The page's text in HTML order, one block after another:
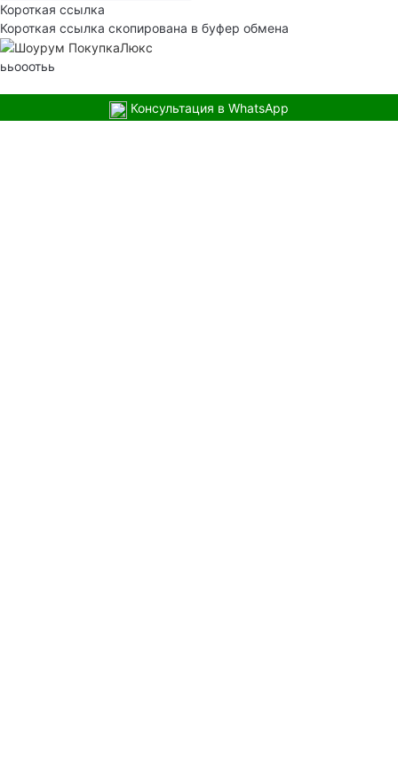
Короткая ссылка
Короткая ссылка скопирована в буфер обмена
ььооотьь
Консультация в WhatsApp